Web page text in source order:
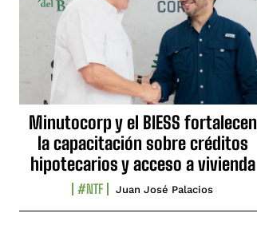
Minutocorp y el BIESS fortalecen
la capacitación sobre créditos
hipotecarios y acceso a vivienda
#NTF Juan José Palacios